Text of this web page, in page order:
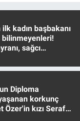
kadın başbakanı
sağcı
Diploma
korkunç
Özer'in kızı Seraf